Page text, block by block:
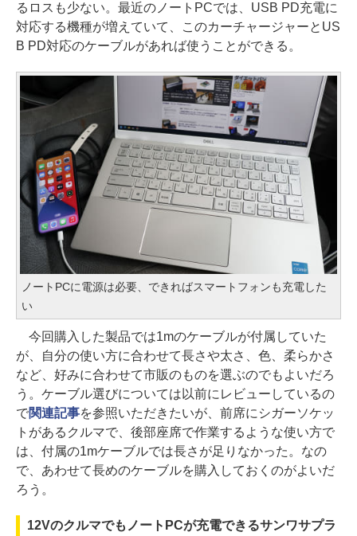
るロスも少ない。最近のノートPCでは、USB PD充電に
対応する機種が増えていて、このカーチャージャーとUS
B PD対応のケーブルがあれば使うことができる。
ノートPCに電源は必要、できればスマートフォンも充電した
い
今回購入した製品では1mのケーブルが付属していた
が、自分の使い方に合わせて長さや太さ、色、柔らかさ
など、好みに合わせて市販のものを選ぶのでもよいだろ
う。ケーブル選びについては以前にレビューしているの
で関連記事を参照いただきたいが、前席にシガーソケッ
トがあるクルマで、後部座席で作業するような使い方で
は、付属の1mケーブルでは長さが足りなかった。なの
で、あわせて長めのケーブルを購入しておくのがよいだ
ろう。
12VのクルマでもノートPCが充電できるサンワサプラ